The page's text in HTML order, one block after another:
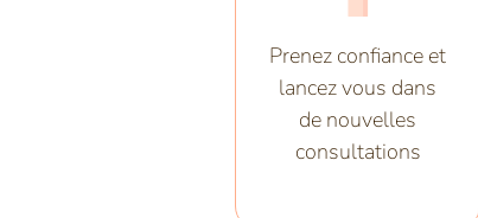
Prenez confiance et
lancez vous dans
de nouvelles
consultations